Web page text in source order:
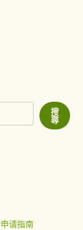
搜
尋
请指南